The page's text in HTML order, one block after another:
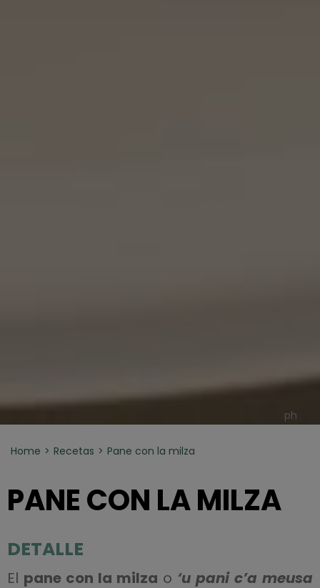
ph
Home Recetas Pane con la milza
PANE CON LA MILZA
DETALLE
El pane con la milza o ‘u pani c’a meusa